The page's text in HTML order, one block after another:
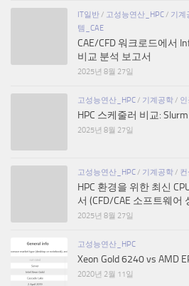
IT일반 / 고성능연산_HPC / 기계
템_CAE
CAE/CFD 워크로드에서
비교 분석 보고서
2025년 8월 27일
고성능연산_HPC / 기계공학 /
HPC 스케줄러 비교:
2025년 8월 27일
고성능연산_HPC / 기계공학 /
HPC 환경을 위한 최신
서 (CFD/CAE 소프트웨어
2025년 8월 27일
고성능연산_HPC
Xeon Gold 6240 vs AMD
2020년 2월 11일